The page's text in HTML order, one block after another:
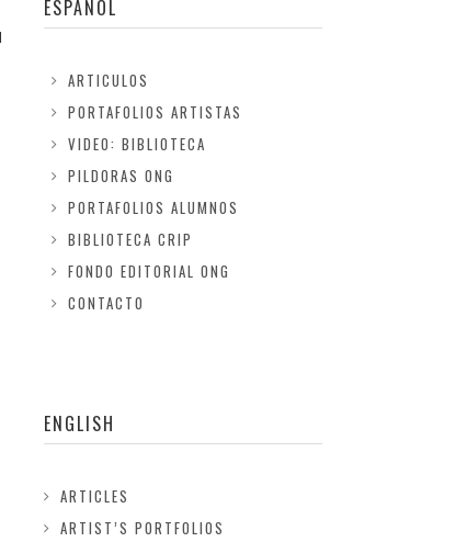
ESPAÑOL
ARTICULOS
PORTAFOLIOS ARTISTAS
VIDEO: BIBLIOTECA
PILDORAS ONG
PORTAFOLIOS ALUMNOS
BIBLIOTECA CRIP
FONDO EDITORIAL ONG
CONTACTO
ENGLISH
ARTICLES
ARTIST’S PORTFOLIOS